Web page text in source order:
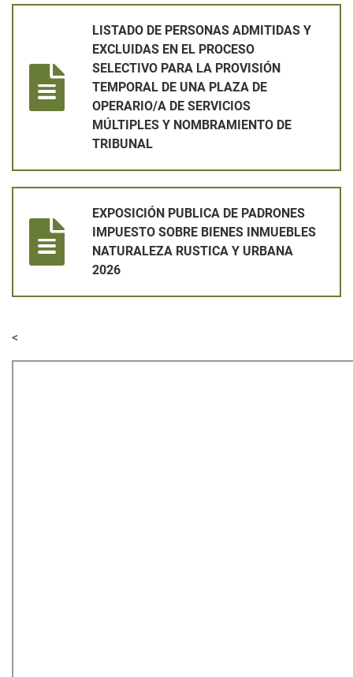
LISTADO DE PERSONAS ADMITIDAS Y
EXCLUIDAS EN EL PROCESO
SELECTIVO PARA LA PROVISIÓN
TEMPORAL DE UNA PLAZA DE
OPERARIO/A DE SERVICIOS
MÚLTIPLES Y NOMBRAMIENTO DE
TRIBUNAL
EXPOSICIÓN PUBLICA DE PADRONES
IMPUESTO SOBRE BIENES INMUEBLES
NATURALEZA RUSTICA Y URBANA
2026
<